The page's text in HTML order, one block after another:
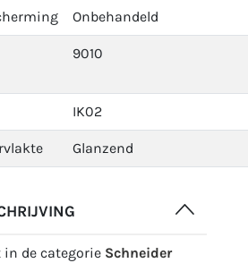
Onbehandeld
9010
IK02
Glanzend
de categorie Schneider